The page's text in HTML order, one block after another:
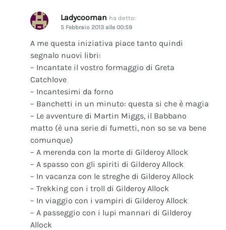
Ladycooman ha detto:
5 Febbraio 2013 alle 00:59
A me questa iniziativa piace tanto quindi
segnalo nuovi libri:
– Incantate il vostro formaggio di Greta
Catchlove
– Incantesimi da forno
– Banchetti in un minuto: questa si che è magia
– Le avventure di Martin Miggs, il Babbano
matto (è una serie di fumetti, non so se va bene
comunque)
– A merenda con la morte di Gilderoy Allock
– A spasso con gli spiriti di Gilderoy Allock
– In vacanza con le streghe di Gilderoy Allock
– Trekking con i troll di Gilderoy Allock
– In viaggio con i vampiri di Gilderoy Allock
– A passeggio con i lupi mannari di Gilderoy
Allock